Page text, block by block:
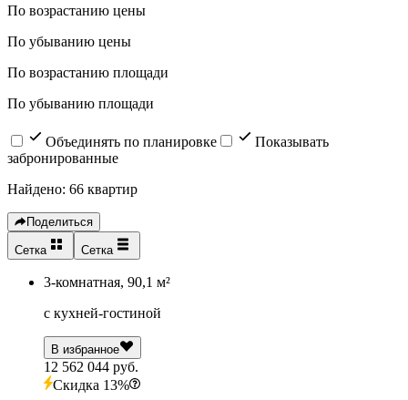
По возрастанию цены
По убыванию цены
По возрастанию площади
По убыванию площади
Объединять по планировке
Показывать
забронированные
Найдено: 66 квартир
Поделиться
Сетка Сетка
3-комнатная, 90,1 м²
с кухней-гостиной
В избранное
12 562 044 руб.
Скидка 13%